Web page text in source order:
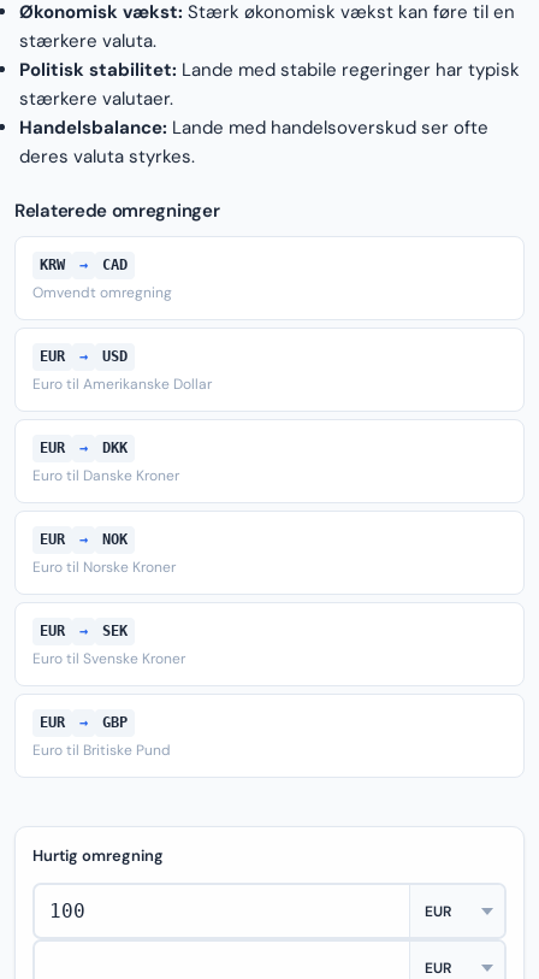
Økonomisk vækst: Stærk økonomisk vækst kan føre til en
stærkere valuta.
Politisk stabilitet: Lande med stabile regeringer har typisk
stærkere valutaer.
Handelsbalance: Lande med handelsoverskud ser ofte
deres valuta styrkes.
Relaterede omregninger
KRW → CAD
Omvendt omregning
EUR → USD
Euro til Amerikanske Dollar
EUR → DKK
Euro til Danske Kroner
EUR → NOK
Euro til Norske Kroner
EUR → SEK
Euro til Svenske Kroner
EUR → GBP
Euro til Britiske Pund
Hurtig omregning